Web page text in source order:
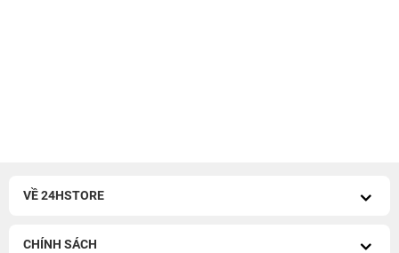
VỀ 24HSTORE
CHÍNH SÁCH